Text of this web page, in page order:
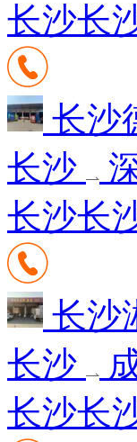
长沙长
长沙
长沙
长沙长
长沙
长沙
长沙长